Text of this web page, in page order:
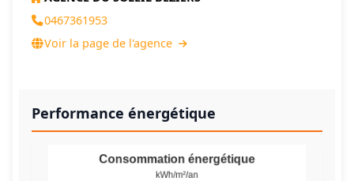
0467361953
Voir la page de l'agence
Performance énergétique